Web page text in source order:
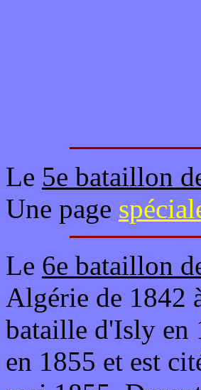
Le 5e bataillon
Une page
Le 6e bataillon
Algérie de 1842
bataille d'Isly en
en 1855 et est